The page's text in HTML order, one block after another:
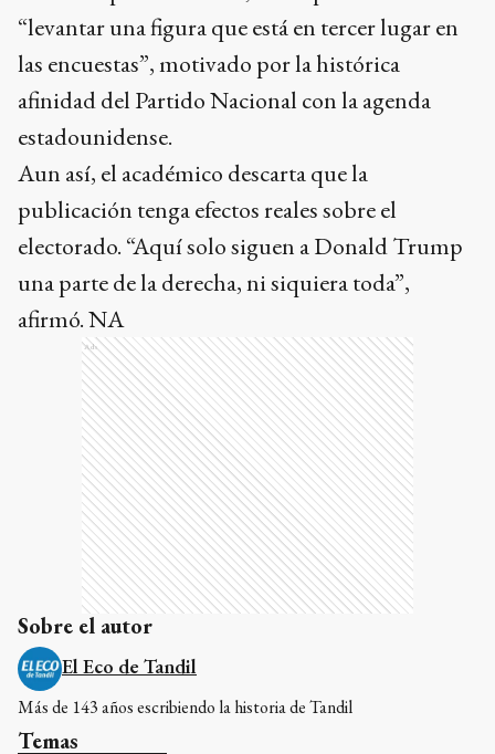
“levantar una figura que está en tercer lugar en
las encuestas”, motivado por la histórica
afinidad del Partido Nacional con la agenda
estadounidense.
Aun así, el académico descarta que la
publicación tenga efectos reales sobre el
electorado. “Aquí solo siguen a Donald Trump
una parte de la derecha, ni siquiera toda”,
afirmó. NA
Ads
Sobre el autor
El Eco de Tandil
Más de 143 años escribiendo la historia de Tandil
Temas